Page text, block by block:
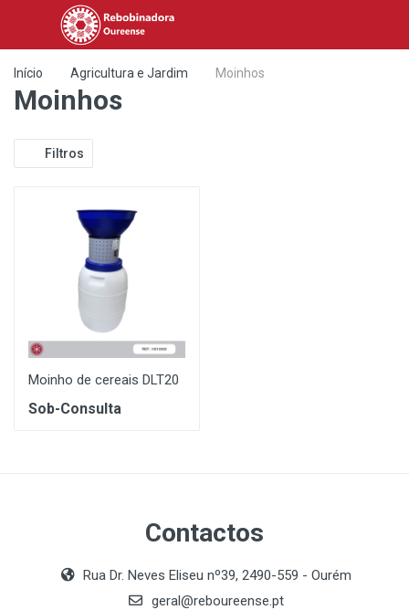
Início Agricultura e Jardim Moinhos
Moinhos
Filtros
Moinho de cereais DLT20
Sob-Consulta
Contactos
Rua Dr. Neves Eliseu nº39, 2490-559 - Ourém
geral@reboureense.pt